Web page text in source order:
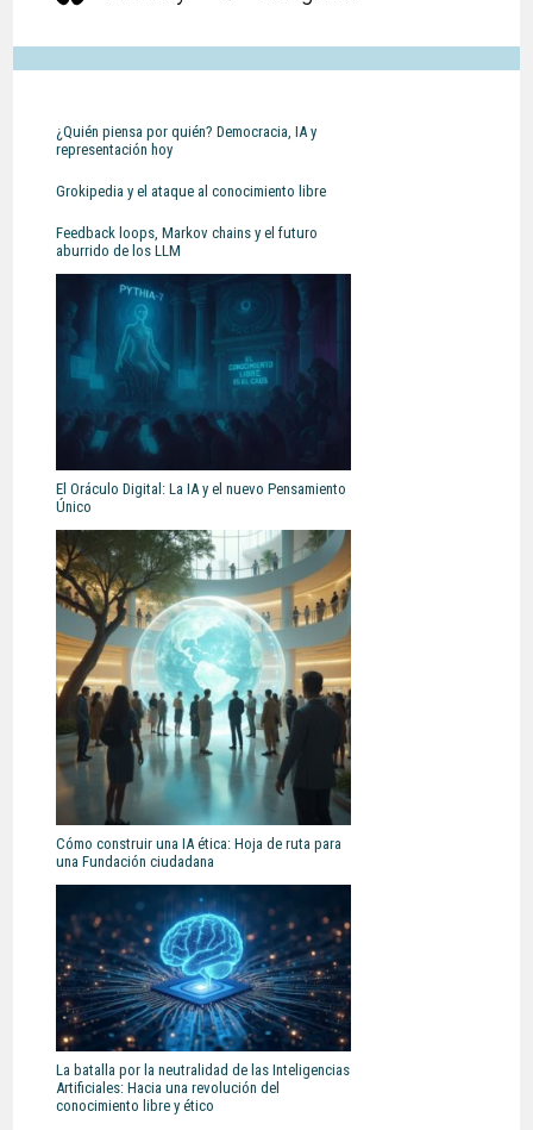
¿Quién piensa por quién? Democracia, IA y
representación hoy
Grokipedia y el ataque al conocimiento libre
Feedback loops, Markov chains y el futuro
aburrido de los LLM
El Oráculo Digital: La IA y el nuevo Pensamiento
Único
Cómo construir una IA ética: Hoja de ruta para
una Fundación ciudadana
La batalla por la neutralidad de las Inteligencias
Artificiales: Hacia una revolución del
conocimiento libre y ético